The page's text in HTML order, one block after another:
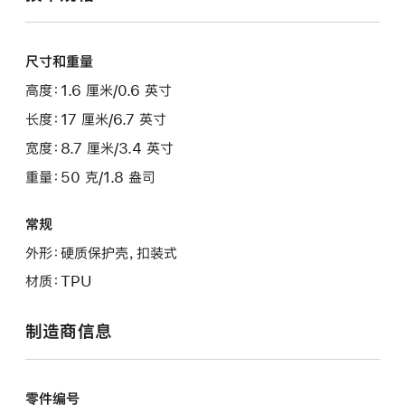
尺寸和重量
高度：1.6 厘米/0.6 英寸
长度：17 厘米/6.7 英寸
宽度：8.7 厘米/3.4 英寸
重量：50 克/1.8 盎司
常规
外形：硬质保护壳，扣装式
材质：TPU
制造商信息
零件编号